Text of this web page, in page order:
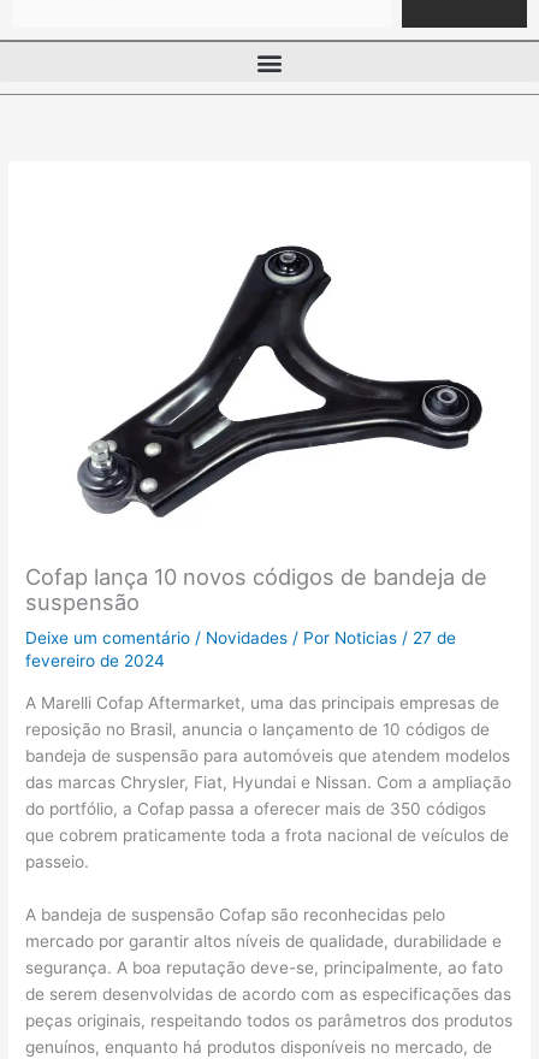
Cofap lança 10 novos códigos de bandeja de
suspensão
Deixe um comentário / Novidades / Por Noticias / 27 de
fevereiro de 2024
A Marelli Cofap Aftermarket, uma das principais empresas de
reposição no Brasil, anuncia o lançamento de 10 códigos de
bandeja de suspensão para automóveis que atendem modelos
das marcas Chrysler, Fiat, Hyundai e Nissan. Com a ampliação
do portfólio, a Cofap passa a oferecer mais de 350 códigos
que cobrem praticamente toda a frota nacional de veículos de
passeio.
A bandeja de suspensão Cofap são reconhecidas pelo
mercado por garantir altos níveis de qualidade, durabilidade e
segurança. A boa reputação deve-se, principalmente, ao fato
de serem desenvolvidas de acordo com as especificações das
peças originais, respeitando todos os parâmetros dos produtos
genuínos, enquanto há produtos disponíveis no mercado, de